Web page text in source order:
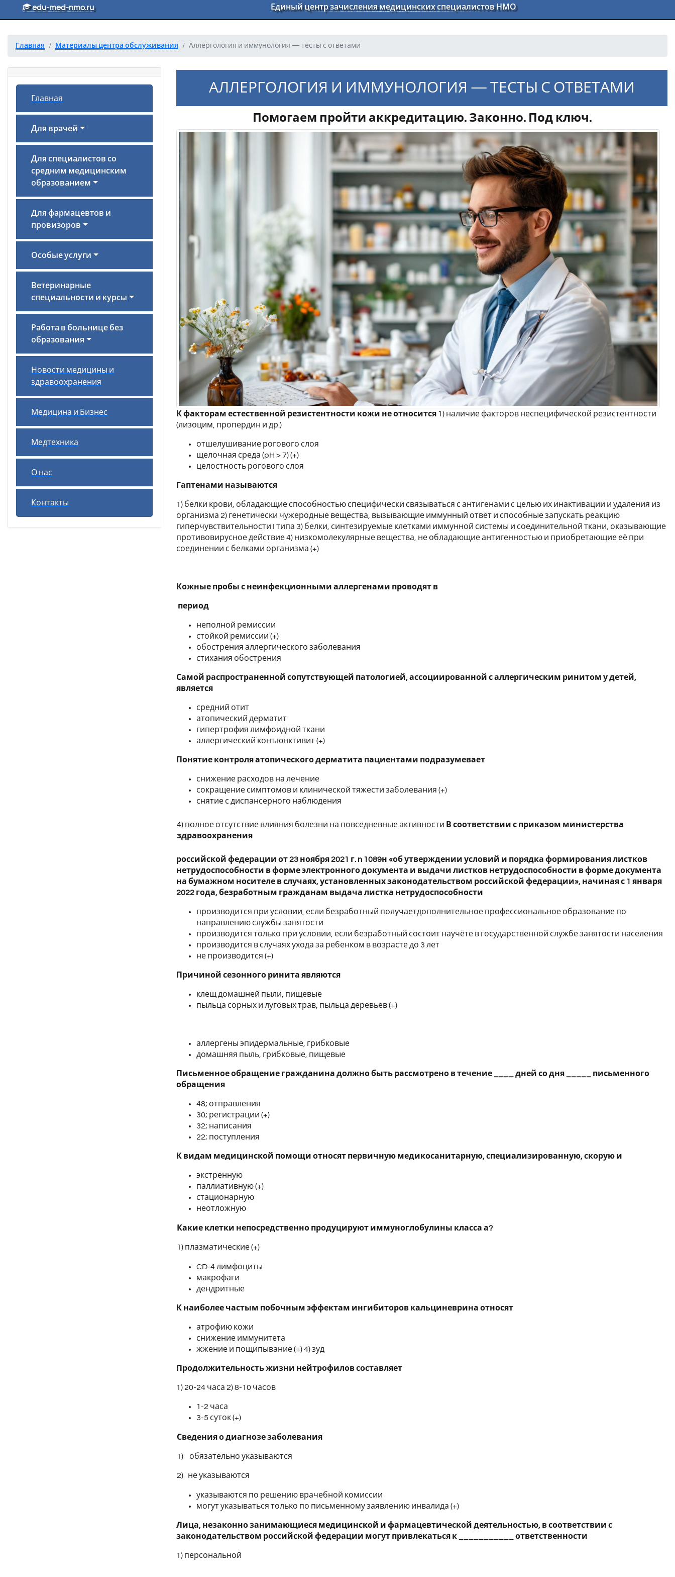
Перейти к основному тексту
edu-med-nmo.ru Единый центр зачисления медицинских специалистов НМО
Главная Материалы центра обслуживания Аллергология и иммунология — тесты с ответами
Главная
Для врачей
Для специалистов со
средним медицинским
образованием
Для фармацевтов и
провизоров
Особые услуги
Ветеринарные
специальности и курсы
Работа в больнице без
образования
Новости медицины и
здравоохранения
Медицина и Бизнес
Медтехника
О нас
Контакты
АЛЛЕРГОЛОГИЯ И ИММУНОЛОГИЯ — ТЕСТЫ С ОТВЕТАМИ
Помогаем пройти аккредитацию. Законно. Под ключ.
К факторам естественной резистентности кожи не относится 1) наличие факторов неспецифической резистентности
(лизоцим, пропердин и др.)
отшелушивание рогового слоя
щелочная среда (pH > 7) (+)
целостность рогового слоя
Гаптенами называются
1) белки крови, обладающие способностью специфически связываться с антигенами с целью их инактивации и удаления из
организма 2) генетически чужеродные вещества, вызывающие иммунный ответ и способные запускать реакцию
гиперчувствительности I типа 3) белки, синтезируемые клетками иммунной системы и соединительной ткани, оказывающие
противовирусное действие 4) низкомолекулярные вещества, не обладающие антигенностью и приобретающие её при
соединении с белками организма (+)
Кожные пробы с неинфекционными аллергенами проводят в
период
неполной ремиссии
стойкой ремиссии (+)
обострения аллергического заболевания
стихания обострения
Самой распространенной сопутствующей патологией, ассоциированной с аллергическим ринитом у детей,
является
средний отит
атопический дерматит
гипертрофия лимфоидной ткани
аллергический конъюнктивит (+)
Понятие контроля атопического дерматита пациентами подразумевает
снижение расходов на лечение
сокращение симптомов и клинической тяжести заболевания (+)
снятие с диспансерного наблюдения
4) полное отсутствие влияния болезни на повседневные активности В соответствии с приказом министерства
здравоохранения
российской федерации от 23 ноября 2021 г. n 1089н «об утверждении условий и порядка формирования листков
нетрудоспособности в форме электронного документа и выдачи листков нетрудоспособности в форме документа
на бумажном носителе в случаях, установленных законодательством российской федерации», начиная с 1 января
2022 года, безработным гражданам выдача листка нетрудоспособности
производится при условии, если безработный получаетдополнительное профессиональное образование по
направлению службы занятости
производится только при условии, если безработный состоит научёте в государственной службе занятости населения
производится в случаях ухода за ребенком в возрасте до 3 лет
не производится (+)
Причиной сезонного ринита являются
клещ домашней пыли, пищевые
пыльца сорных и луговых трав, пыльца деревьев (+)
аллергены эпидермальные, грибковые
домашняя пыль, грибковые, пищевые
Письменное обращение гражданина должно быть рассмотрено в течение ____ дней со дня _____ письменного
обращения
48; отправления
30; регистрации (+)
32; написания
22; поступления
К видам медицинской помощи относят первичную медикосанитарную, специализированную, скорую и
экстренную
паллиативную (+)
стационарную
неотложную
Какие клетки непосредственно продуцируют иммуноглобулины класса а?
1) плазматические (+)
CD-4 лимфоциты
макрофаги
дендритные
К наиболее частым побочным эффектам ингибиторов кальциневрина относят
атрофию кожи
снижение иммунитета
жжение и пощипывание (+) 4) зуд
Продолжительность жизни нейтрофилов составляет
1) 20-24 часа 2) 8-10 часов
1-2 часа
3-5 суток (+)
Сведения о диагнозе заболевания
1) обязательно указываются
2) не указываются
указываются по решению врачебной комиссии
могут указываться только по письменному заявлению инвалида (+)
Лица, незаконно занимающиеся медицинской и фармацевтической деятельностью, в соответствии с
законодательством российской федерации могут привлекаться к ___________ ответственности
1) персональной